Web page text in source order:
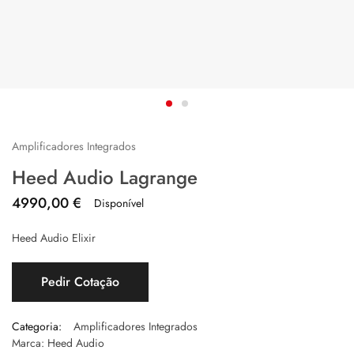
Amplificadores Integrados
Heed Audio Lagrange
4990,00€ Disponível
Heed Audio Elixir
Pedir Cotação
Categoria:
Amplificadores Integrados
Marca: Heed Audio